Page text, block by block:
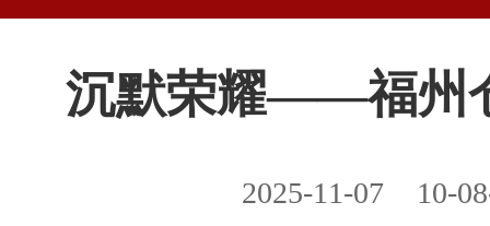
沉默荣耀——福州
2025-11-07 10-